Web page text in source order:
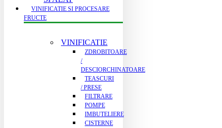
VINIFICATIE SI PROCESARE
FRUCTE
VINIFICATIE
ZDROBITOARE
/
DESCIORCHINATOARE
TEASCURI
/ PRESE
FILTRARE
POMPE
IMBUTELIERE
CISTERNE